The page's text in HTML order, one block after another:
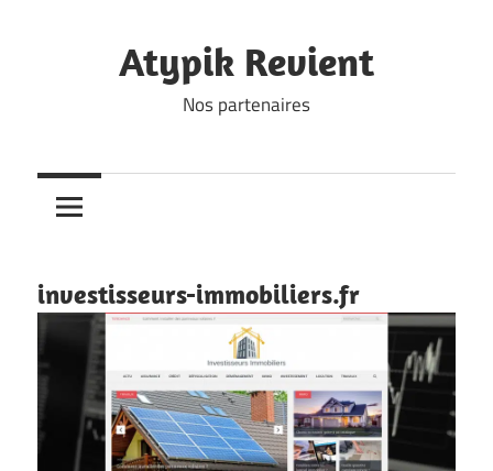
Atypik Revient
Nos partenaires
investisseurs-immobiliers.fr